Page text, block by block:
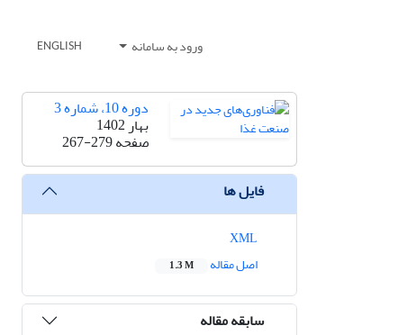
ورود به سامانه ENGLISH
دوره 10، شماره 3
بهار 1402
صفحه267-279
فایل ها
اصل مقاله
1.3 M
سابقه مقاله